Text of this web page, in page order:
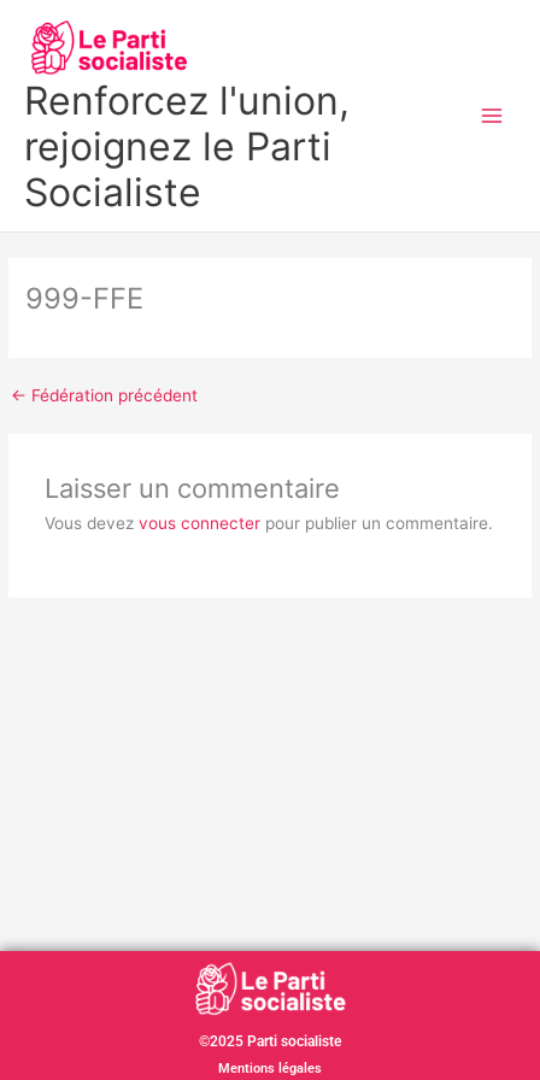
contenu
Renforcez l'union,
rejoignez le Parti
Socialiste
999-FFE
← Fédération précédent
Laisser un commentaire
Vous devez vous connecterpour publier un commentaire.
©2025 Parti socialiste
Mentions légales